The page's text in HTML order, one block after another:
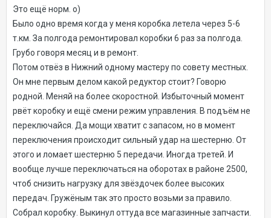
Это ещё норм. о)
Было одно время когда у меня коробка летела через 5-6
т.км. За полгода ремонтировал коробки 6 раз за полгода.
Грубо говоря месяц и в ремонт.
Потом отвёз в Нижний одному мастеру по совету местных.
Он мне первым делом какой редуктор стоит? Говорю
родной. Меняй на более скоростной. Избыточный момент
рвёт коробку и ещё смени режим управления. В подъём не
переключайся. Да мощи хватит с запасом, но в момент
переключения происходит сильный удар на шестерню. От
этого и ломает шестерню 5 передачи. Иногда третей. И
вообще лучше переключаться на оборотах в районе 2500,
чтоб снизить нагрузку для звёздочек более высоких
передач. Гружёным так это просто возьми за правило.
Собрал коробку. Выкинул оттуда все магазинные запчасти.